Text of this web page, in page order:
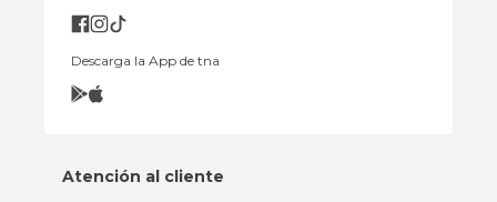
Descarga la App de tna
Atención al cliente